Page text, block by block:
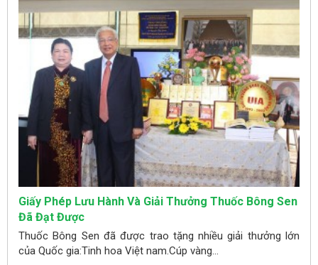
Giấy Phép Lưu Hành Và Giải Thưởng Thuốc Bông Sen
Đã Đạt Được
Thuốc Bông Sen đã được trao tặng nhiều giải thưởng lớn
của Quốc gia:Tinh hoa Việt nam.Cúp vàng...